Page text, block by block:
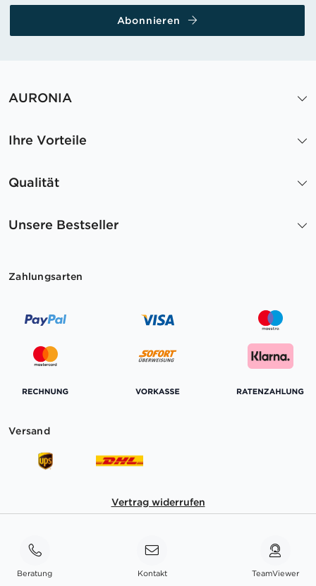
Abonnieren
AURONIA
Ihre Vorteile
Qualität
Unsere Bestseller
Zahlungsarten
Versand
Vertrag widerrufen
Beratung Kontakt TeamViewer